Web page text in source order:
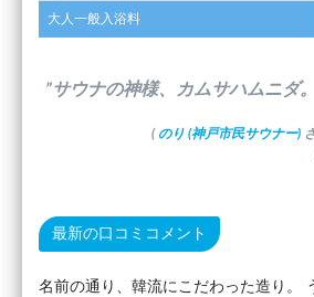
大人一般入浴料
”サウナの神様、カムサハムニダ
( のり (神戸市民サウナー)
最新の口コミコメント
名前の通り、韓流にこだわった造り。